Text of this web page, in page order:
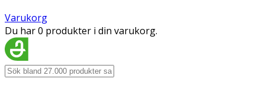
Varukorg
Du har 0 produkter i din varukorg.